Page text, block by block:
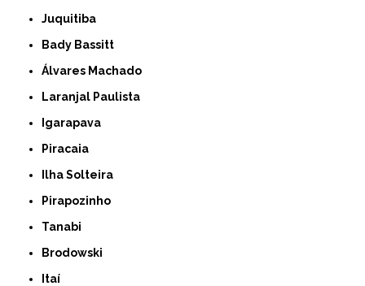
Juquitiba
Bady Bassitt
Álvares Machado
Laranjal Paulista
Igarapava
Piracaia
Ilha Solteira
Pirapozinho
Tanabi
Brodowski
Itaí